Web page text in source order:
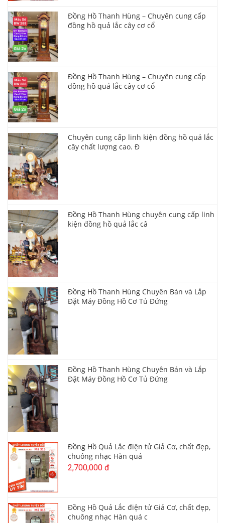
Đồng Hồ Thanh Hùng – Chuyên cung cấp
đồng hồ quả lắc cây cơ cổ
Đồng Hồ Thanh Hùng – Chuyên cung cấp
đồng hồ quả lắc cây cơ cổ
Chuyên cung cấp linh kiện đồng hồ quả lắc
cây chất lượng cao. Đ
Đồng Hồ Thanh Hùng chuyên cung cấp linh
kiện đồng hồ quả lắc câ
Đồng Hồ Thanh Hùng Chuyên Bán và Lắp
Đặt Máy Đồng Hồ Cơ Tủ Đứng
Đồng Hồ Thanh Hùng Chuyên Bán và Lắp
Đặt Máy Đồng Hồ Cơ Tủ Đứng
Đồng Hồ Quả Lắc điện tử Giả Cơ, chất đẹp,
chuông nhạc Hàn quá
2,700,000 đ
Đồng Hồ Quả Lắc điện tử Giả Cơ, chất đẹp,
chuông nhạc Hàn quá c